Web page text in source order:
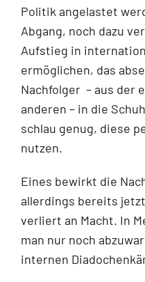
Politik angelastet
Abgang, noch dazu
Aufstieg in
ermöglichen, das
Nachfolger – aus der
anderen – in die
schlau genug, diese
nutzen.
Eines bewirkt die
allerdings bereits
verliert an Macht. In
man nur noch
internen